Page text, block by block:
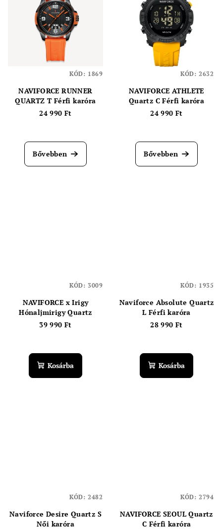
NAVIFORCE RUNNER
QUARTZ T Férfi karóra
24 990 Ft
Bővebben
KÓD: 1869
NAVIFORCE ATHLETE
Quartz C Férfi karóra
24 990 Ft
Bővebben
KÓD: 2632
NAVIFORCE x Irigy
Hónaljmirigy Quartz
39 990 Ft
Kosárba
KÓD: 3009
Naviforce Absolute Quartz
L Férfi karóra
28 990 Ft
Kosárba
KÓD: 1935
Naviforce Desire Quartz S
Női karóra
KÓD: 2482
NAVIFORCE SEOUL Quartz
C Férfi karóra
KÓD: 2794